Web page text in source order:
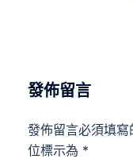
發佈留言
發佈留言必須填寫
位標示為 *